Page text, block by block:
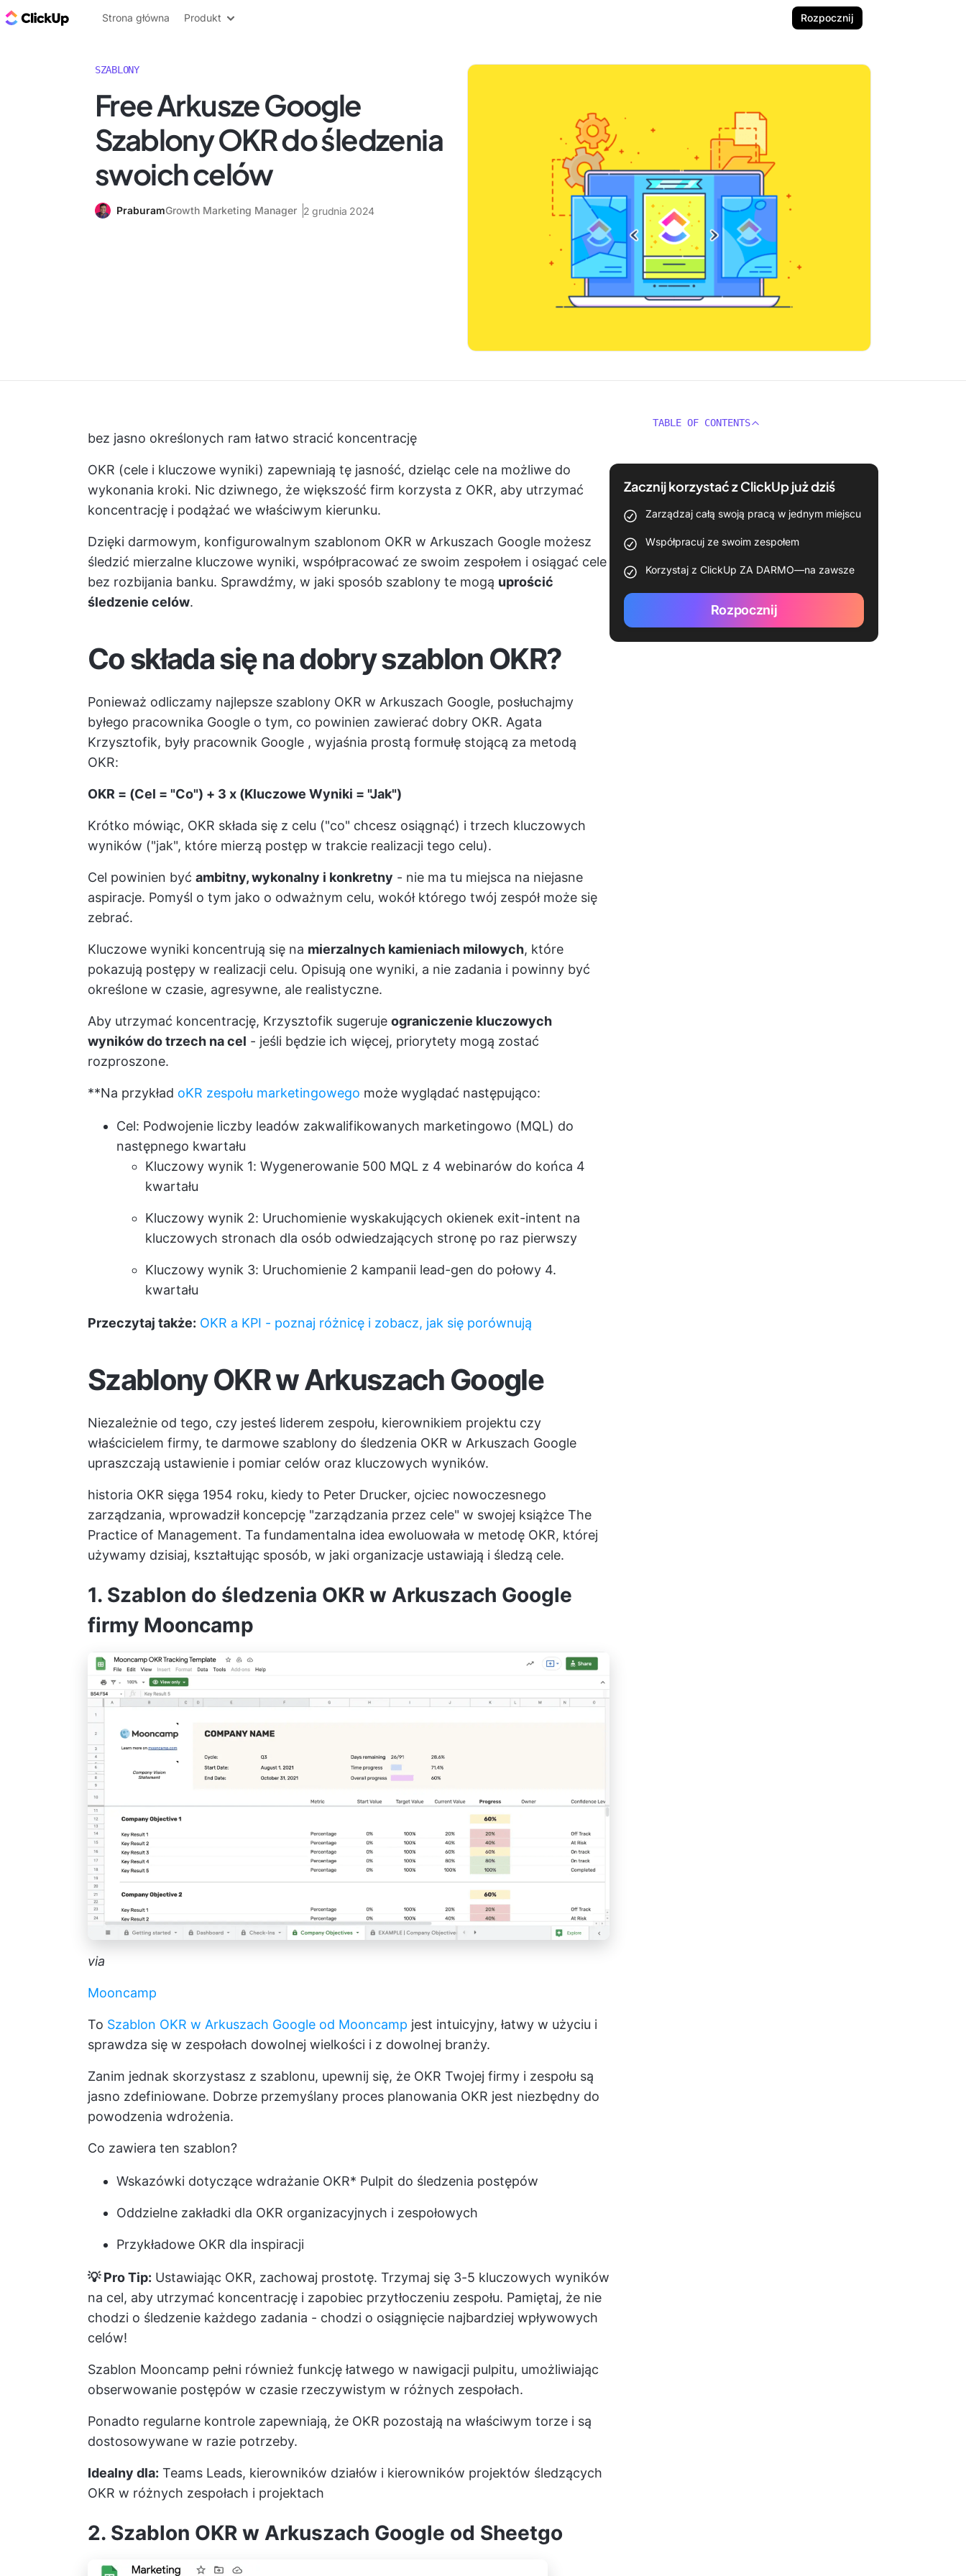
ClickUp Blog
Strona główna Produkt Rozpocznij
SZABLONY
Free Arkusze Google
Szablony OKR do śledzenia
swoich celów
PraburamGrowth Marketing Manager 2 grudnia 2024
bez jasno określonych ram łatwo stracić koncentrację
OKR (cele i kluczowe wyniki) zapewniają tę jasność, dzieląc cele na możliwe do
wykonania kroki. Nic dziwnego, że większość firm korzysta z OKR, aby utrzymać
koncentrację i podążać we właściwym kierunku.
Dzięki darmowym, konfigurowalnym szablonom OKR w Arkuszach Google możesz
śledzić mierzalne kluczowe wyniki, współpracować ze swoim zespołem i osiągać cele
bez rozbijania banku. Sprawdźmy, w jaki sposób szablony te mogą uprościć
śledzenie celów.
Co składa się na dobry szablon OKR?
Ponieważ odliczamy najlepsze szablony OKR w Arkuszach Google, posłuchajmy
byłego pracownika Google o tym, co powinien zawierać dobry OKR. Agata
Krzysztofik, były pracownik Google , wyjaśnia prostą formułę stojącą za metodą
OKR:
OKR = (Cel = "Co") + 3 x (Kluczowe Wyniki = "Jak")
Krótko mówiąc, OKR składa się z celu ("co" chcesz osiągnąć) i trzech kluczowych
wyników ("jak", które mierzą postęp w trakcie realizacji tego celu).
Cel powinien być ambitny, wykonalny i konkretny - nie ma tu miejsca na niejasne
aspiracje. Pomyśl o tym jako o odważnym celu, wokół którego twój zespół może się
zebrać.
Kluczowe wyniki koncentrują się na mierzalnych kamieniach milowych, które
pokazują postępy w realizacji celu. Opisują one wyniki, a nie zadania i powinny być
określone w czasie, agresywne, ale realistyczne.
Aby utrzymać koncentrację, Krzysztofik sugeruje ograniczenie kluczowych
wyników do trzech na cel - jeśli będzie ich więcej, priorytety mogą zostać
rozproszone.
**Na przykład oKR zespołu marketingowego może wyglądać następująco:
Cel: Podwojenie liczby leadów zakwalifikowanych marketingowo (MQL) do
następnego kwartału
Kluczowy wynik 1: Wygenerowanie 500 MQL z 4 webinarów do końca 4
kwartału
Kluczowy wynik 2: Uruchomienie wyskakujących okienek exit-intent na
kluczowych stronach dla osób odwiedzających stronę po raz pierwszy
Kluczowy wynik 3: Uruchomienie 2 kampanii lead-gen do połowy 4.
kwartału
Przeczytaj także: OKR a KPI - poznaj różnicę i zobacz, jak się porównują
Szablony OKR w Arkuszach Google
Niezależnie od tego, czy jesteś liderem zespołu, kierownikiem projektu czy
właścicielem firmy, te darmowe szablony do śledzenia OKR w Arkuszach Google
upraszczają ustawienie i pomiar celów oraz kluczowych wyników.
historia OKR sięga 1954 roku, kiedy to Peter Drucker, ojciec nowoczesnego
zarządzania, wprowadził koncepcję "zarządzania przez cele" w swojej książce The
Practice of Management. Ta fundamentalna idea ewoluowała w metodę OKR, której
używamy dzisiaj, kształtując sposób, w jaki organizacje ustawiają i śledzą cele.
1. Szablon do śledzenia OKR w Arkuszach Google
firmy Mooncamp
via
Mooncamp
To Szablon OKR w Arkuszach Google od Mooncamp jest intuicyjny, łatwy w użyciu i
sprawdza się w zespołach dowolnej wielkości i z dowolnej branży.
Zanim jednak skorzystasz z szablonu, upewnij się, że OKR Twojej firmy i zespołu są
jasno zdefiniowane. Dobrze przemyślany proces planowania OKR jest niezbędny do
powodzenia wdrożenia.
Co zawiera ten szablon?
Wskazówki dotyczące wdrażanie OKR* Pulpit do śledzenia postępów
Oddzielne zakładki dla OKR organizacyjnych i zespołowych
Przykładowe OKR dla inspiracji
💡 Pro Tip: Ustawiając OKR, zachowaj prostotę. Trzymaj się 3-5 kluczowych wyników
na cel, aby utrzymać koncentrację i zapobiec przytłoczeniu zespołu. Pamiętaj, że nie
chodzi o śledzenie każdego zadania - chodzi o osiągnięcie najbardziej wpływowych
celów!
Szablon Mooncamp pełni również funkcję łatwego w nawigacji pulpitu, umożliwiając
obserwowanie postępów w czasie rzeczywistym w różnych zespołach.
Ponadto regularne kontrole zapewniają, że OKR pozostają na właściwym torze i są
dostosowywane w razie potrzeby.
Idealny dla: Teams Leads, kierowników działów i kierowników projektów śledzących
OKR w różnych zespołach i projektach
2. Szablon OKR w Arkuszach Google od Sheetgo
TABLE OF CONTENTS
Zacznij korzystać z ClickUp już dziś
Zarządzaj całą swoją pracą w jednym miejscu
Współpracuj ze swoim zespołem
Korzystaj z ClickUp ZA DARMO—na zawsze
Rozpocznij